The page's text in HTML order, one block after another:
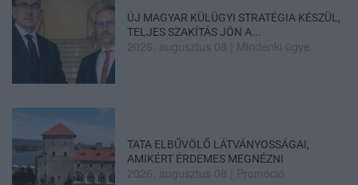
ÚJ MAGYAR KÜLÜGYI STRATÉGIA KÉSZÜL,
TELJES SZAKÍTÁS JÖN A...
2026. augusztus 08 Mindenki ügye
TATA ELBŰVÖLŐ LÁTVÁNYOSSÁGAI,
AMIKÉRT ÉRDEMES MEGNÉZNI
2026. augusztus 08 Promóció